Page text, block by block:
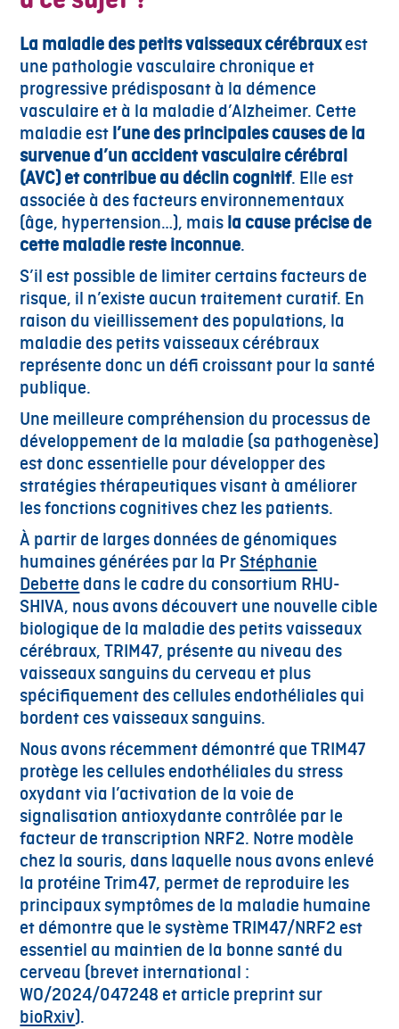
La maladie des petits vaisseaux cérébrauxest
une pathologie vasculaire chronique et
progressive prédisposant à la démence
vasculaire et à la maladie d’Alzheimer. Cette
maladie est l’une des principales causes de la
survenue d’un accident vasculaire cérébral
(AVC) et contribue au déclin cognitif. Elle est
associée à des facteurs environnementaux
(âge, hypertension…), mais la cause précise de
cette maladie reste inconnue.
S’il est possible de limiter certains facteurs de
risque, il n’existe aucun traitement curatif. En
raison du vieillissement des populations, la
maladie des petits vaisseaux cérébraux
représente donc un défi croissant pour la santé
publique.
Une meilleure compréhension du processus de
développement de la maladie (sa pathogenèse)
est donc essentielle pour développer des
stratégies thérapeutiques visant à améliorer
les fonctions cognitives chez les patients.
À partir de larges données de génomiques
humaines générées par la PrStéphanie
Debette dans le cadre du consortium RHU-
SHIVA, nous avons découvert une nouvelle cible
biologique de la maladie des petits vaisseaux
cérébraux, TRIM47, présente au niveau des
vaisseaux sanguins du cerveau et plus
spécifiquement des cellules endothéliales qui
bordent ces vaisseaux sanguins.
Nous avons récemment démontré que TRIM47
protège les cellules endothéliales du stress
oxydant via l’activation de la voie de
signalisation antioxydante contrôlée par le
facteur de transcription NRF2. Notre modèle
chez la souris, dans laquelle nous avons enlevé
la protéine Trim47, permet de reproduire les
principaux symptômes de la maladie humaine
et démontre que le système TRIM47/NRF2 est
essentiel au maintien de la bonne santé du
cerveau (brevet international :
WO/2024/047248 et article preprint sur
bioRxiv).